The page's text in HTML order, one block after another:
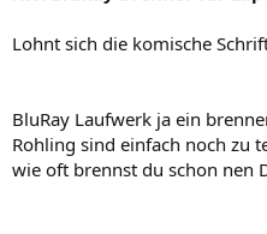
Lohnt sich die komische
BluRay Laufwerk ja ein
Rohling sind einfach noch zu
wie oft brennst du schon nen